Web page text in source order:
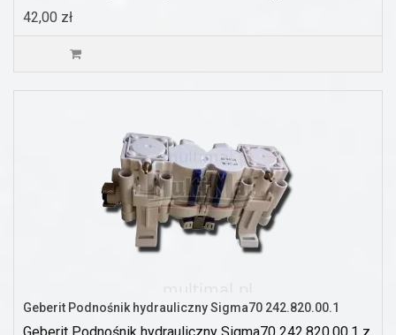
42,00 zł
Geberit Podnośnik hydrauliczny Sigma70 242.820.00.1